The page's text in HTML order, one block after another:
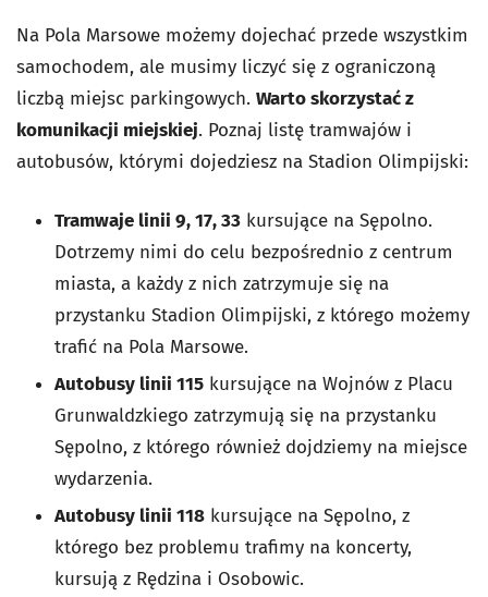
Na Pola Marsowe możemy dojechać przede wszystkim
samochodem, ale musimy liczyć się z ograniczoną
liczbą miejsc parkingowych. Warto skorzystać z
komunikacji miejskiej. Poznaj listę tramwajów i
autobusów, którymi dojedziesz na Stadion Olimpijski:
Tramwaje linii 9, 17, 33 kursujące na Sępolno.
Dotrzemy nimi do celu bezpośrednio z centrum
miasta, a każdy z nich zatrzymuje się na
przystanku Stadion Olimpijski, z którego możemy
trafić na Pola Marsowe.
Autobusy linii 115 kursujące na Wojnów z Placu
Grunwaldzkiego zatrzymują się na przystanku
Sępolno, z którego również dojdziemy na miejsce
wydarzenia.
Autobusy linii 118 kursujące na Sępolno, z
którego bez problemu trafimy na koncerty,
kursują z Rędzina i Osobowic.